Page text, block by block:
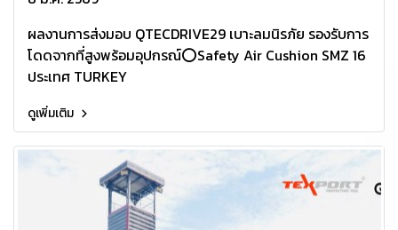
ผลงานการส่งมอบ QTECDRIVE29 เบาะลมนิรภัย รองรับการ
โดดจากที่สูงพร้อมอุปกรณ์️⭕️Safety Air Cushion SMZ 16
ประเทศ TURKEY
ดูเพิ่มเติม